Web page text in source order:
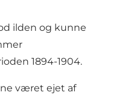
ilden og kunne
1894-1904.
været ejet af